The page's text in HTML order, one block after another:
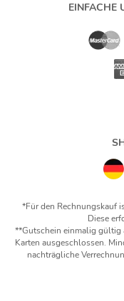
EINFACHE
*Für den Rechnungskauf
Diese
**Gutschein einmalig gültig
Karten ausgeschlossen.
nachträgliche